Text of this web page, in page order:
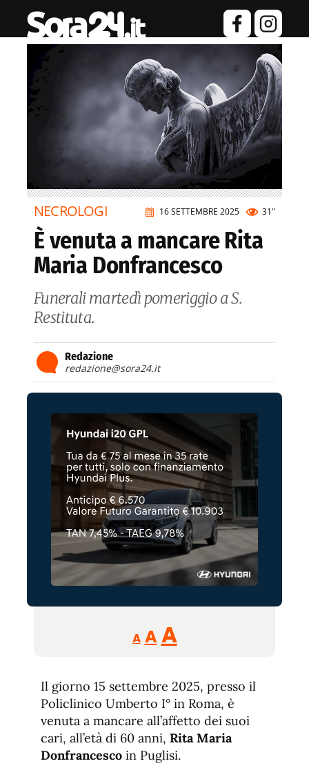
16 SETTEMBRE 2025 31"
NECROLOGI
È venuta a mancare Rita
Maria Donfrancesco
Funerali martedì pomeriggio a S.
Restituta.
Redazione
redazione@sora24.it
A
Reducir
tamaño
A Restablecer
de
fuente
AAumentar
de
fuente.
Il giorno 15 settembre 2025, presso il
Policlinico Umberto I° in Roma, è
venuta a mancare all’affetto dei suoi
cari, all’età di 60 anni, Rita Maria
Donfrancesco in Puglisi.